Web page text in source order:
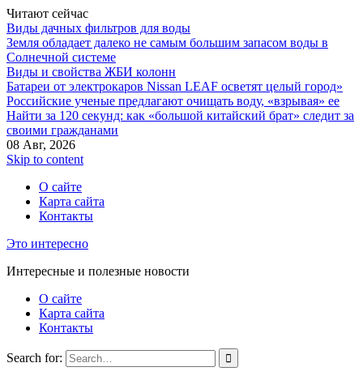
Читают сейчас
Виды дачных фильтров для воды
Земля обладает далеко не самым большим запасом воды в
Солнечной системе
Виды и свойства ЖБИ колонн
Батареи от электрокаров Nissan LEAF осветят целый город»
Российские ученые предлагают очищать воду, «взрывая» ее
Найти за 120 секунд: как «большой китайский брат» следит за
своими гражданами
08 Авг, 2026
Skip to content
О сайте
Карта сайта
Контакты
Это интересно
Интересные и полезные новости
О сайте
Карта сайта
Контакты
Search for: